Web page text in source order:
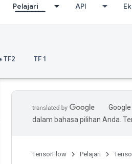
Pelajari API
TF2 TF 1
dalam bahasa pilihan Anda.
TensorFlow Pelajari